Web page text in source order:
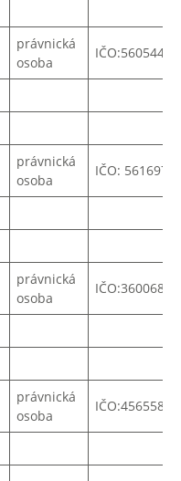
právnická
osoba
IČO:56054483
právnická
osoba
IČO:
právnická
osoba
IČO:36006858
právnická
osoba
IČO:45655839